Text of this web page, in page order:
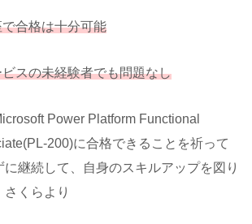
合格は十分可能
スの未経験者でも問題なし
Power Platform Functional
200)に合格できることを祈って
継続して、自身のスキルアップを図り
らより